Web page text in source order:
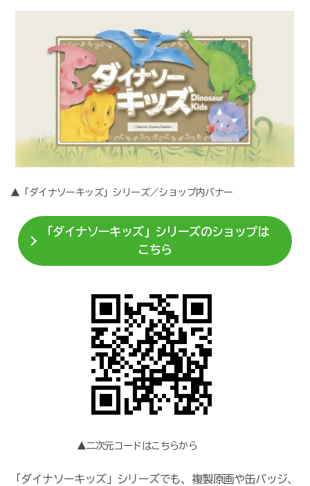
▲「ダイナソーキッズ」シリーズ／ショップ内バナー
「ダイナソーキッズ」シリーズのショップは
こちら
▲二次元コードはこちらから
「ダイナソーキッズ」シリーズでも、複製原画や缶バッジ、